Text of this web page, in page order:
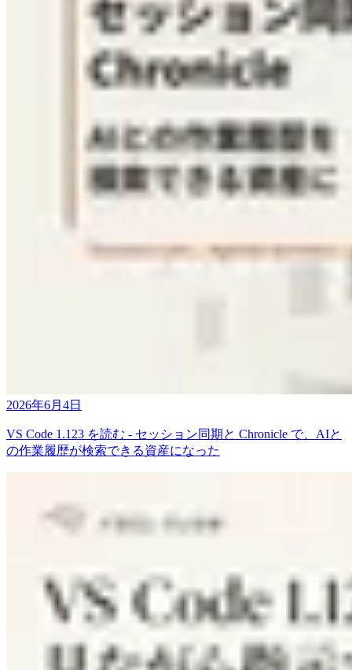
2026年6月4日
VS Code 1.123 を読む - セッション同期と Chronicle で、AIと
の作業履歴が検索できる資産になった